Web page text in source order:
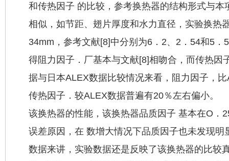
和传热因子 的比较，参考换热器的结构形式与本
相似，如节距、翅片厚度和水力直径，实验换热
34mm，参考文献[8]中分别为6．2、2．54和5．
得阻力因子．厂基本与文献[8]相吻合，而传热因
据与日本ALEX数据比较情况来看，阻力因子，
传热因子．较ALEX数据普遍有20％左
该换热器的性能，该换热器品质因子 基本在O．
误差原因，在 数增大情况下品质因子也未发现明
数据来讲，实验数据还是反映了该换热器的比较